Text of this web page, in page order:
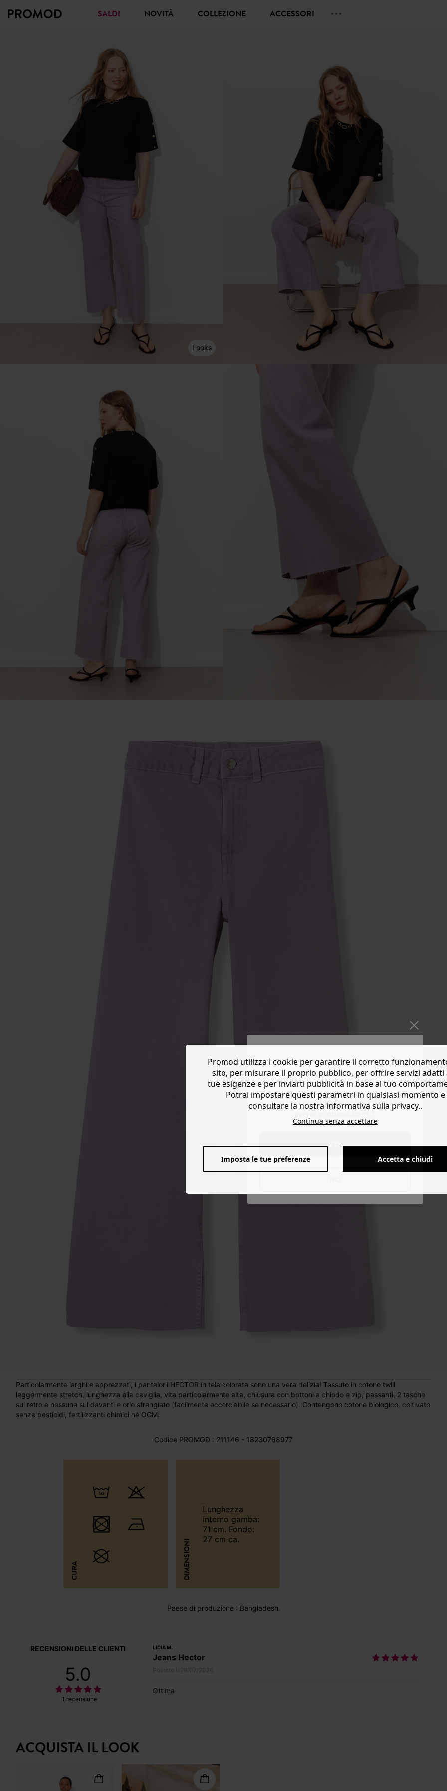
Do you want to be redirected to
SALDI NOVITÀ COLLEZIONE ACCESSORI
Looks
Particolarmente larghi e apprezzati, i pantaloni HECTOR in tela colorata sono una vera delizia! Tessuto in cotone twill
leggermente stretch, lunghezza alla caviglia, vita particolarmente alta, chiusura con bottoni a chiodo e zip, passanti, 2 tasche
sul retro e nessuna sul davanti e orlo sfrangiato (facilmente accorciabile se necessario). Contengono cotone biologico, coltivato
senza pesticidi, fertilizzanti chimici né OGM.
Codice PROMOD : 211146 - 18230768977
CURA DIMENSIONI
Lunghezza
interno gamba:
71 cm. Fondo:
27 cm ca.
Paese di produzione : Bangladesh.
RECENSIONI DELLE CLIENTI
5.0
1 recensione
LIDIA M.
Jeans Hector
Ottima
ACQUISTA IL LOOK
Promod utilizza i cookie per garantire il corretto
sito, per misurare il proprio pubblico, per offrire servizi adatti
tue esigenze e per inviarti pubblicità in base al tuo
Potrai impostare questi parametri in qualsiasi momento e
consultare la nostra informativa sulla privacy..
Continua senza accettare
Imposta le tue preferenze Accetta e chiudi